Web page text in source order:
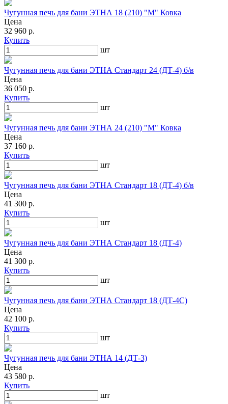
Чугунная печь для бани ЭТНА 18 (210) "М" Ковка
Цена
32 960 р.
Купить
шт
Чугунная печь для бани ЭТНА Стандарт 24 (ДТ-4) б/в
Цена
36 050 р.
Купить
шт
Чугунная печь для бани ЭТНА 24 (210) "М" Ковка
Цена
37 160 р.
Купить
шт
Чугунная печь для бани ЭТНА Стандарт 18 (ДТ-4) б/в
Цена
41 300 р.
Купить
шт
Чугунная печь для бани ЭТНА Стандарт 18 (ДТ-4)
Цена
41 300 р.
Купить
шт
Чугунная печь для бани ЭТНА Стандарт 18 (ДТ-4С)
Цена
42 100 р.
Купить
шт
Чугунная печь для бани ЭТНА 14 (ДТ-3)
Цена
43 580 р.
Купить
шт